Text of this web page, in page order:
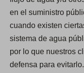
en el suministro
cuando existen
sistema de agua
por lo que nuestros
defensa para